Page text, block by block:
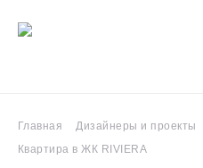
Главная Дизайнеры и проекты
Квартира в ЖК RIVIERA